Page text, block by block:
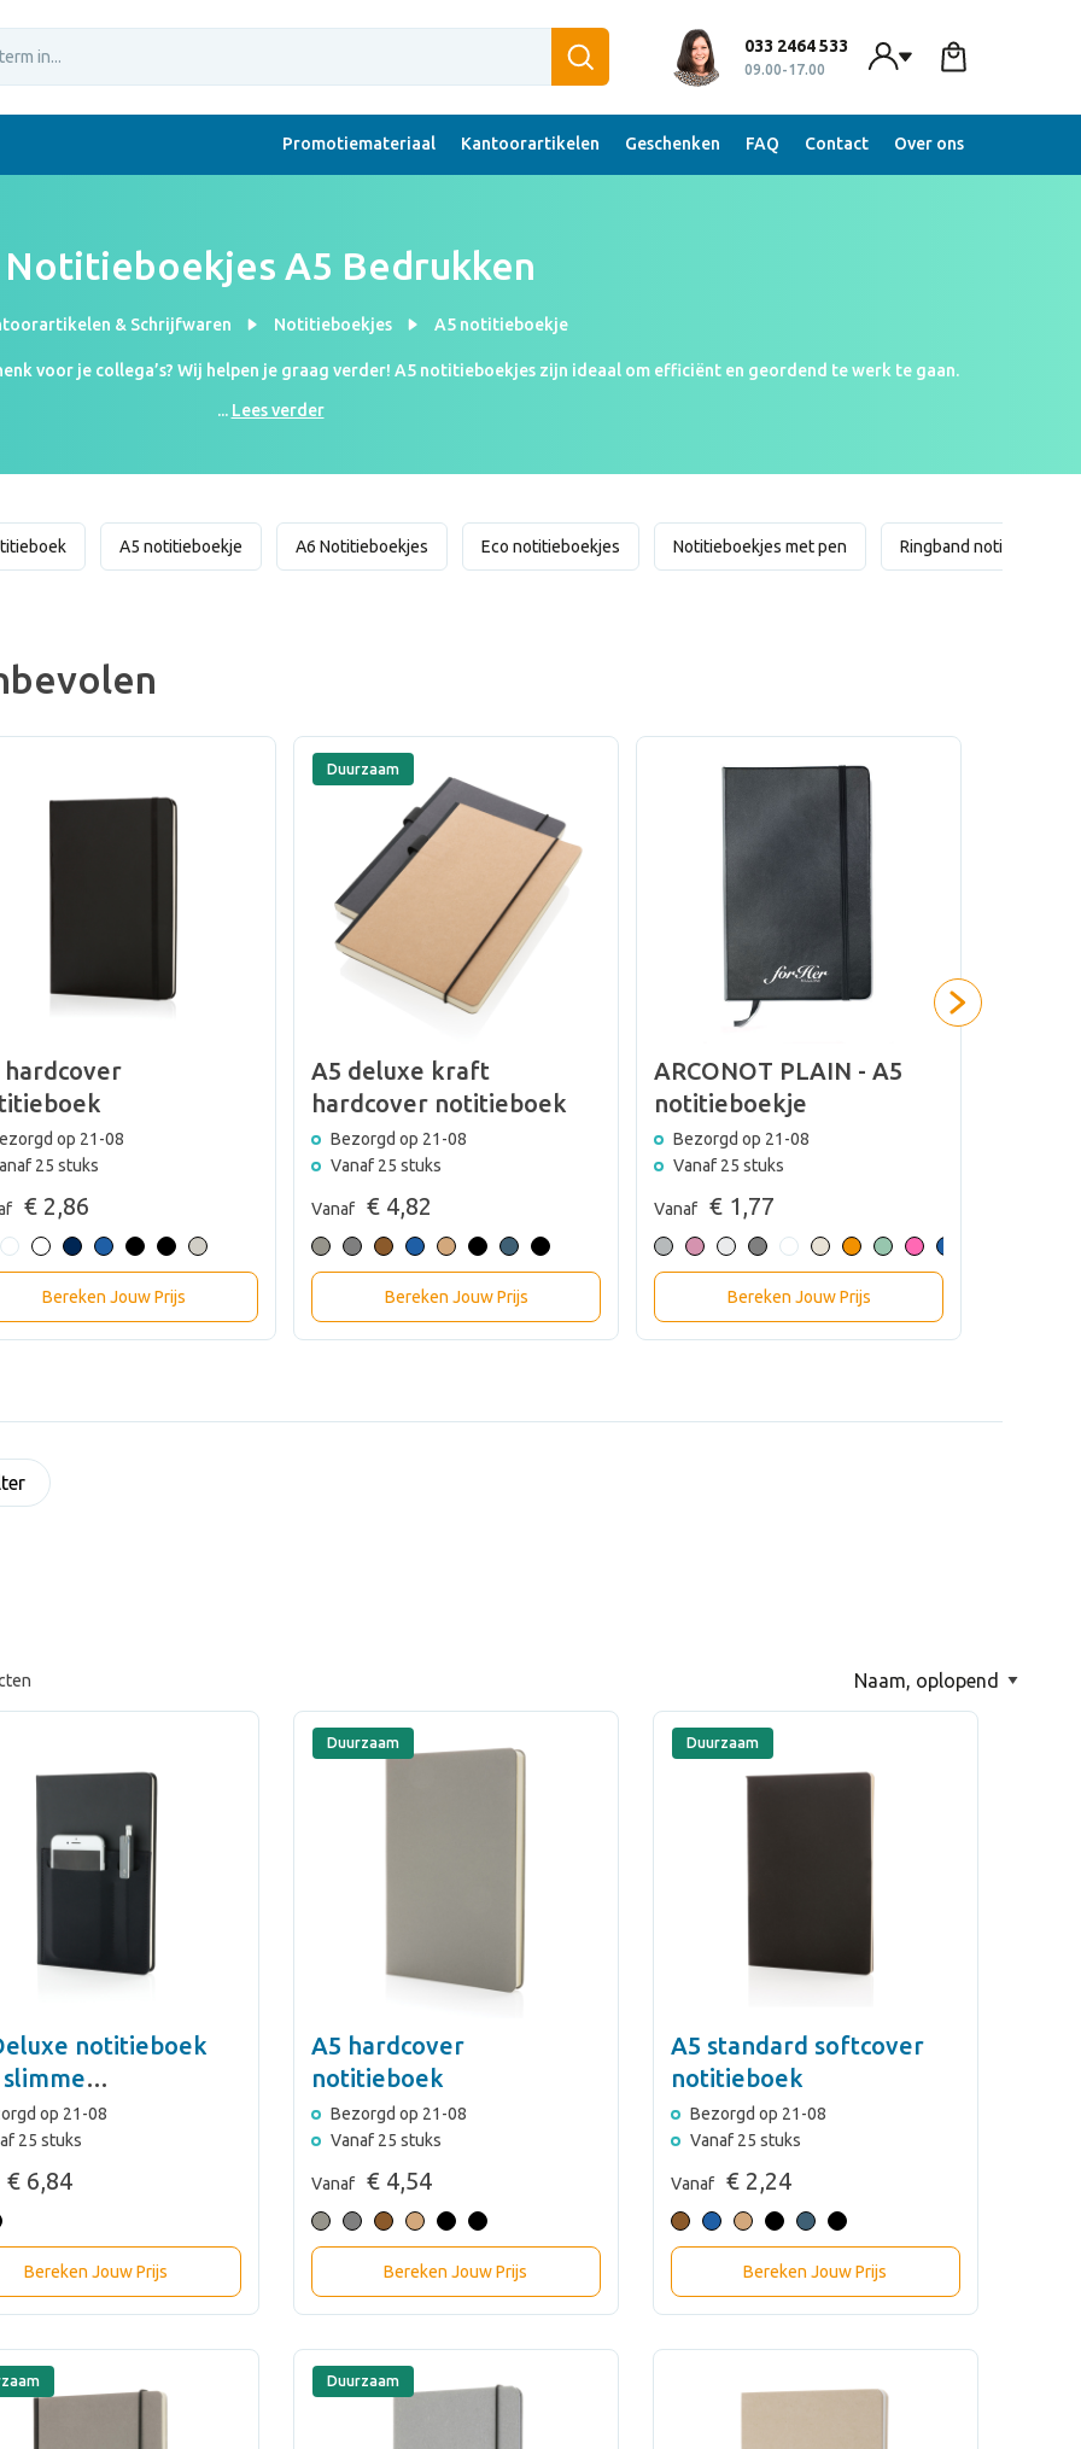
033 2464 533
09.00-17.00
Promotiemateriaal Kantoorartikelen Geschenken FAQ Contact Over ons
Notitieboekjes A5 Bedrukken
& Schrijfwaren Notitieboekjes A5 notitieboekje
voor je collega’s? Wij helpen je graag verder! A5 notitieboekjes zijn ideaal om efficiënt en geordend te werk te gaan.
Ga jij voor ecologische notitieboekjes? Of ga jij voor voordelige notitieboekjes in je favoriete kleur? Ontdek ons
Bestel nu je A5 notitieboekjes en vanaf €1,38 per stuk bij 25 stuks en ervaar het gemak zelf!
... Lees verder
A5 notitieboekje A6 Notitieboekjes Eco notitieboekjes Notitieboekjes met pen Ringband notitieboekjes
hardcover
op 21-08
25 stuks
€ 2,86
Bereken Jouw Prijs
Duurzaam
A5 deluxe kraft
hardcover notitieboek
Bezorgd op 21-08
Vanaf 25 stuks
Vanaf € 4,82
Bereken Jouw Prijs
ARCONOT PLAIN - A5
notitieboekje
Bezorgd op 21-08
Vanaf 25 stuks
Vanaf € 1,77
Bereken Jouw Prijs
notitieboek
op 21-08
25 stuks
€ 6,84
Bereken Jouw Prijs
Duurzaam
A5 hardcover
notitieboek
Bezorgd op 21-08
Vanaf 25 stuks
Vanaf € 4,54
Bereken Jouw Prijs
Duurzaam
A5 standard softcover
notitieboek
Bezorgd op 21-08
Vanaf 25 stuks
Vanaf € 2,24
Bereken Jouw Prijs
Duurzaam